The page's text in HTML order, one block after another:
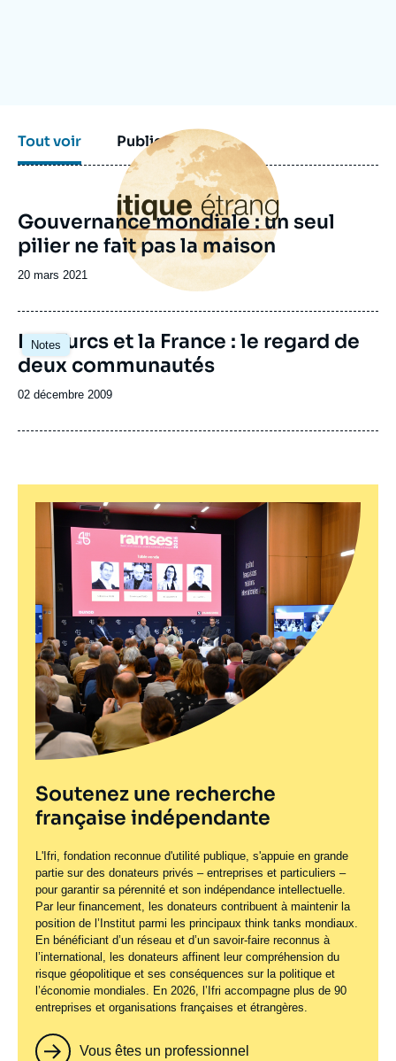
Tout voir Publications
Image
principale
Gouvernance mondiale : un seul
pilier ne fait pas la maison
Date
publication
20 mars 2021
Notes
Les Turcs et la France : le regard de
deux communautés
Date
publication
02 décembre 2009
Soutenez une recherche
française indépendante
L'Ifri, fondation reconnue d'utilité publique, s'appuie en grande
partie sur des donateurs privés – entreprises et particuliers –
pour garantir sa pérennité et son indépendance intellectuelle.
Par leur financement, les donateurs contribuent à maintenir la
position de l’Institut parmi les principaux think tanks mondiaux.
En bénéficiant d’un réseau et d’un savoir-faire reconnus à
l’international, les donateurs affinent leur compréhension du
risque géopolitique et ses conséquences sur la politique et
l’économie mondiales. En 2026, l’Ifri accompagne plus de 90
entreprises et organisations françaises et étrangères.
Vous êtes un professionnel